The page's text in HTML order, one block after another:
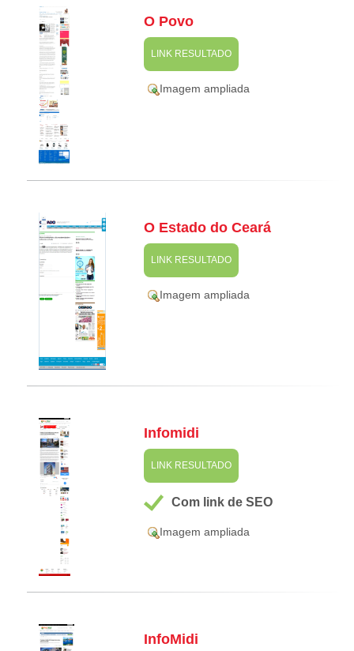
O Povo
LINK RESULTADO
Imagem ampliada
O Estado do Ceará
LINK RESULTADO
Imagem ampliada
Infomidi
LINK RESULTADO
Com link de SEO
Imagem ampliada
InfoMidi